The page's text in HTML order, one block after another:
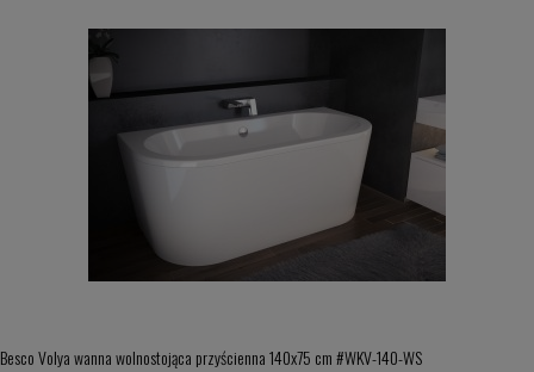
Besco Volya wanna wolnostojąca przyścienna 140x75 cm #WKV-140-WS